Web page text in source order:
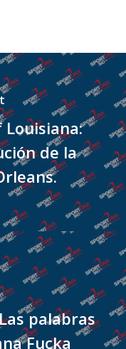
de la
palabras
Fucka